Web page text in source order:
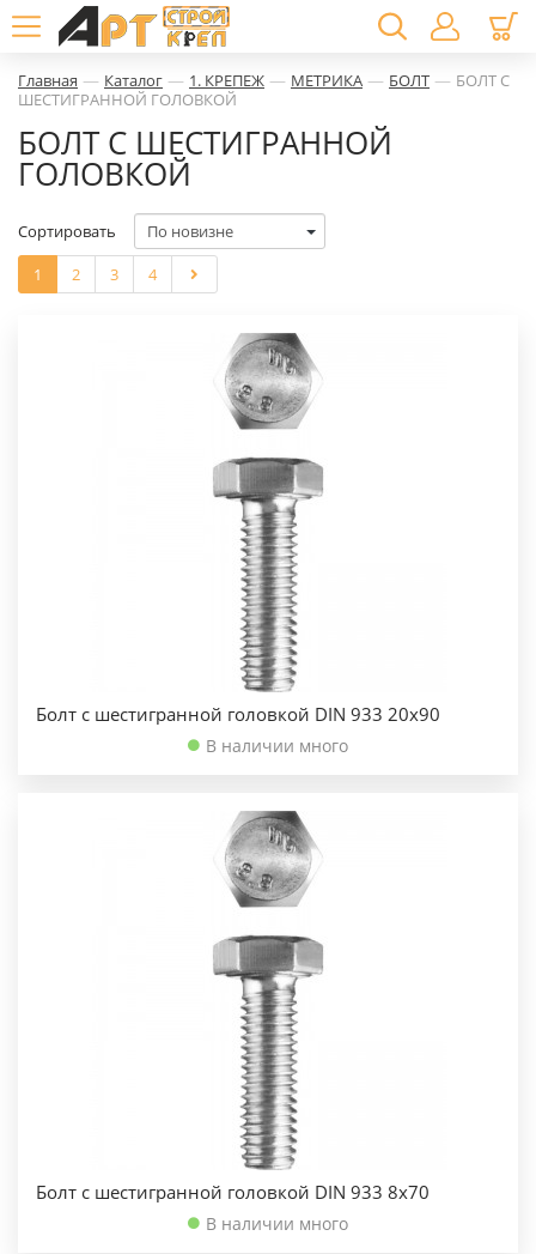
Главная — Каталог — 1. КРЕПЕЖ — МЕТРИКА — БОЛТ — БОЛТ С
ШЕСТИГРАННОЙ ГОЛОВКОЙ
БОЛТ С ШЕСТИГРАННОЙ
ГОЛОВКОЙ
1 2 3 4
Сортировать
Болт с шестигранной головкой DIN 933 20х90
В наличии много
Болт с шестигранной головкой DIN 933 8х70
В наличии много